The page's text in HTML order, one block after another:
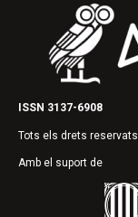
ISSN 3137-6908
Tots els drets reservats
Amb el suport de